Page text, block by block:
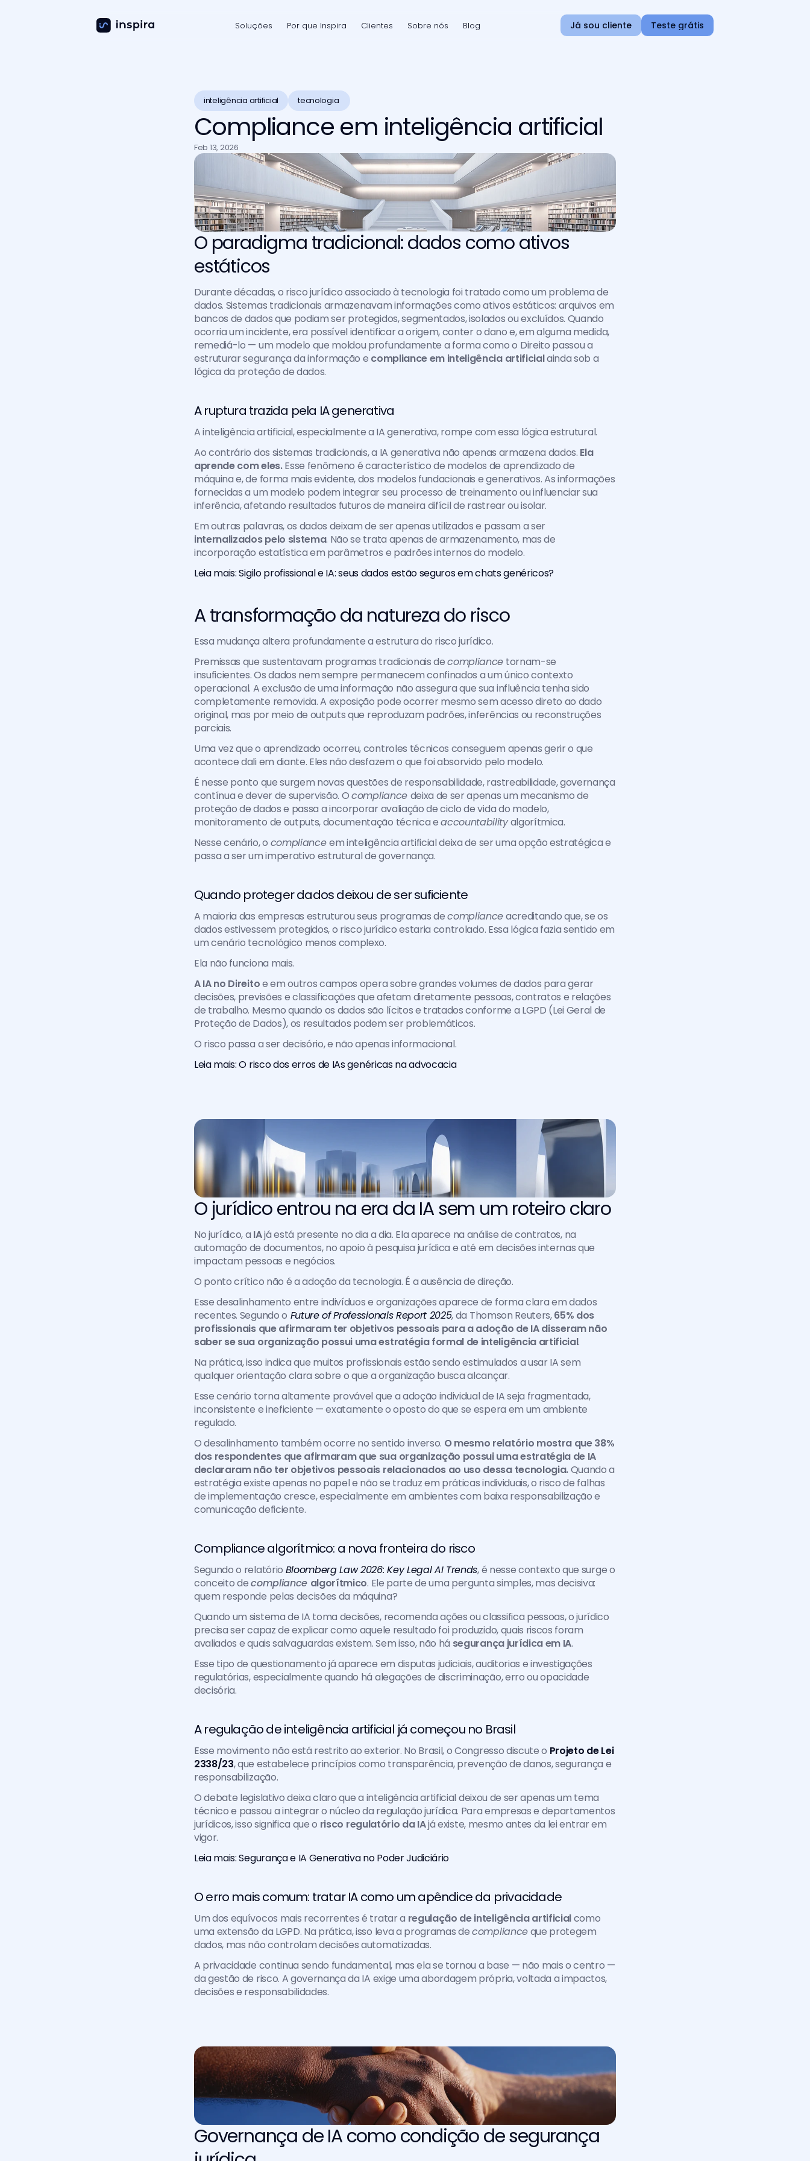
Soluções Por que Inspira Clientes Sobre nós Blog Já sou cliente Teste grátis
inteligência artificial tecnologia
Compliance em inteligência artificial
Feb 13, 2026
O paradigma tradicional: dados como ativos
estáticos
Durante décadas, o risco jurídico associado à tecnologia foi tratado como um problema de
dados. Sistemas tradicionais armazenavam informações como ativos estáticos: arquivos em
bancos de dados que podiam ser protegidos, segmentados, isolados ou excluídos. Quando
ocorria um incidente, era possível identificar a origem, conter o dano e, em alguma medida,
remediá-lo — um modelo que moldou profundamente a forma como o Direito passou a
estruturar segurança da informação e compliance em inteligência artificial ainda sob a
lógica da proteção de dados.
A ruptura trazida pela IA generativa
A inteligência artificial, especialmente a IA generativa, rompe com essa lógica estrutural.
Ao contrário dos sistemas tradicionais, a IA generativa não apenas armazena dados. Ela
aprende com eles. Esse fenômeno é característico de modelos de aprendizado de
máquina e, de forma mais evidente, dos modelos fundacionais e generativos. As informações
fornecidas a um modelo podem integrar seu processo de treinamento ou influenciar sua
inferência, afetando resultados futuros de maneira difícil de rastrear ou isolar.
internalizados pelo sistema. Não se trata apenas de armazenamento, mas de
incorporação estatística em parâmetros e padrões internos do modelo.
Leia mais: Sigilo profissional e IA: seus dados estão seguros em chats genéricos?
A transformação da natureza do risco
Essa mudança altera profundamente a estrutura do risco jurídico.
Premissas que sustentavam programas tradicionais de compliance tornam-se
insuficientes. Os dados nem sempre permanecem confinados a um único contexto
operacional. A exclusão de uma informação não assegura que sua influência tenha sido
completamente removida. A exposição pode ocorrer mesmo sem acesso direto ao dado
original, mas por meio de outputs que reproduzam padrões, inferências ou reconstruções
parciais.
Uma vez que o aprendizado ocorreu, controles técnicos conseguem apenas gerir o que
acontece dali em diante. Eles não desfazem o que foi absorvido pelo modelo.
É nesse ponto que surgem novas questões de responsabilidade, rastreabilidade, governança
contínua e dever de supervisão. O compliance deixa de ser apenas um mecanismo de
proteção de dados e passa a incorporar avaliação de ciclo de vida do modelo,
monitoramento de outputs, documentação técnica e accountability algorítmica.
Nesse cenário, o compliance em inteligência artificial deixa de ser uma opção estratégica e
passa a ser um imperativo estrutural de governança.
Quando proteger dados deixou de ser suficiente
A maioria das empresas estruturou seus programas de compliance acreditando que, se os
dados estivessem protegidos, o risco jurídico estaria controlado. Essa lógica fazia sentido em
um cenário tecnológico menos complexo.
Ela não funciona mais.
A IA no Direito e em outros campos opera sobre grandes volumes de dados para gerar
decisões, previsões e classificações que afetam diretamente pessoas, contratos e relações
de trabalho. Mesmo quando os dados são lícitos e tratados conforme a LGPD (Lei Geral de
Proteção de Dados), os resultados podem ser problemáticos.
O risco passa a ser decisório, e não apenas informacional.
Leia mais: O risco dos erros de IAs genéricas na advocacia
O jurídico entrou na era da IA sem um roteiro claro
No jurídico, a IA já está presente no dia a dia. Ela aparece na análise de contratos, na
automação de documentos, no apoio à pesquisa jurídica e até em decisões internas que
impactam pessoas e negócios.
O ponto crítico não é a adoção da tecnologia. É a ausência de direção.
Esse desalinhamento entre indivíduos e organizações aparece de forma clara em dados
recentes. Segundo o Future of Professionals Report 2025, da Thomson Reuters, 65% dos
profissionais que afirmaram ter objetivos pessoais para a adoção de IA disseram não
saber se sua organização possui uma estratégia formal de inteligência artificial.
Na prática, isso indica que muitos profissionais estão sendo estimulados a usar IA sem
qualquer orientação clara sobre o que a organização busca alcançar.
Esse cenário torna altamente provável que a adoção individual de IA seja fragmentada,
inconsistente e ineficiente — exatamente o oposto do que se espera em um ambiente
regulado.
O desalinhamento também ocorre no sentido inverso. O mesmo relatório mostra que 38%
dos respondentes que afirmaram que sua organização possui uma estratégia de IA
declararam não ter objetivos pessoais relacionados ao uso dessa tecnologia. Quando a
estratégia existe apenas no papel e não se traduz em práticas individuais, o risco de falhas
de implementação cresce, especialmente em ambientes com baixa responsabilização e
comunicação deficiente.
Compliance algorítmico: a nova fronteira do risco
Segundo o relatório Bloomberg Law 2026: Key Legal AI Trends, é nesse contexto que surge o
conceito de compliance algorítmico. Ele parte de uma pergunta simples, mas decisiva:
quem responde pelas decisões da máquina?
Quando um sistema de IA toma decisões, recomenda ações ou classifica pessoas, o jurídico
precisa ser capaz de explicar como aquele resultado foi produzido, quais riscos foram
avaliados e quais salvaguardas existem. Sem isso, não há segurança jurídica em IA.
Esse tipo de questionamento já aparece em disputas judiciais, auditorias e investigações
regulatórias, especialmente quando há alegações de discriminação, erro ou opacidade
decisória.
A regulação de inteligência artificial já começou no Brasil
Esse movimento não está restrito ao exterior. No Brasil, o Congresso discute o Projeto de Lei
2338/23, que estabelece princípios como transparência, prevenção de danos, segurança e
responsabilização.
O debate legislativo deixa claro que a inteligência artificial deixou de ser apenas um tema
técnico e passou a integrar o núcleo da regulação jurídica. Para empresas e departamentos
jurídicos, isso significa que o risco regulatório da IA já existe, mesmo antes da lei entrar em
vigor.
Leia mais: Segurança e IA Generativa no Poder Judiciário
O erro mais comum: tratar IA como um apêndice da privacidade
Um dos equívocos mais recorrentes é tratar a regulação de inteligência artificial como
uma extensão da LGPD. Na prática, isso leva a programas de compliance que protegem
dados, mas não controlam decisões automatizadas.
A privacidade continua sendo fundamental, mas ela se tornou a base — não mais o centro —
da gestão de risco. A governança da IA exige uma abordagem própria, voltada a impactos,
decisões e responsabilidades.
Governança de IA como condição de segurança